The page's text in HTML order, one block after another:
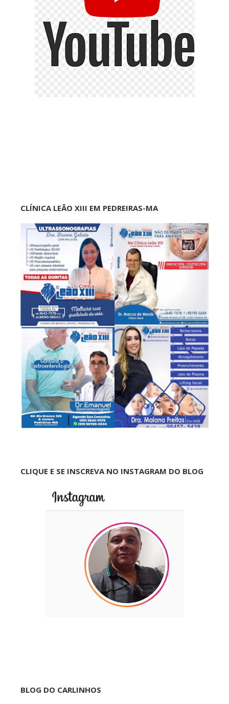
CLÍNICA LEÃO XIII EM PEDREIRAS-MA
CLIQUE E SE INSCREVA NO INSTAGRAM DO BLOG
BLOG DO CARLINHOS